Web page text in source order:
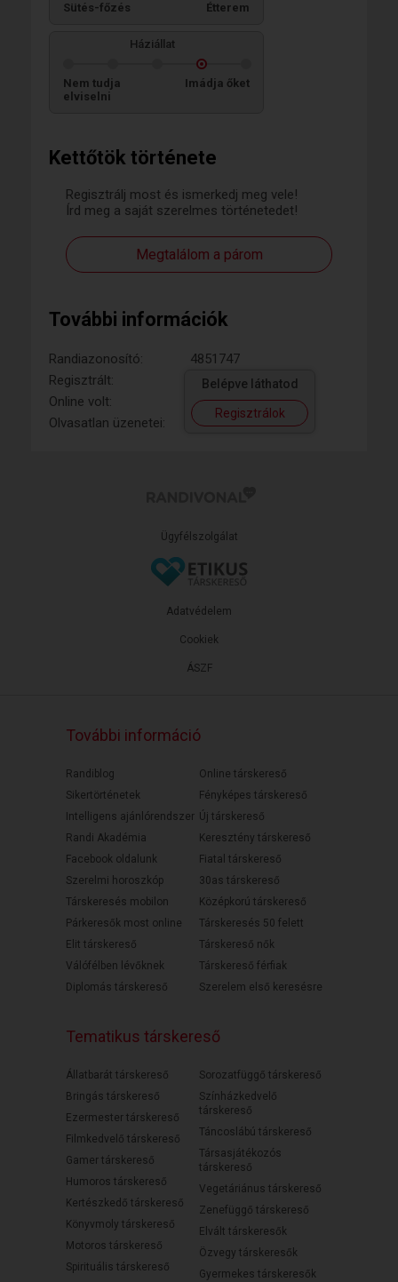
Kettőtök története
Regisztrálj most és ismerkedj meg vele!
Írd meg a saját szerelmes történetedet!
Megtalálom a párom
További információk
Randiazonosító:
4851747
Regisztrált:
Online volt:
Olvasatlan üzenetei:
Belépve láthatod
Regisztrálok
Sütés-főzés Étterem
Háziállat
Nem tudja
elviselni
Imádja őket
Ügyfélszolgálat
ÁSZF
Adatvédelem
Cookiek
További információ
Randiblog
Sikertörténetek
Intelligens ajánlórendszer
Randi Akadémia
Facebook oldalunk
Szerelmi horoszkóp
Társkeresés mobilon
Párkeresők most online
Elit társkereső
Válófélben lévőknek
Diplomás társkereső
Online társkereső
Fényképes társkereső
Új társkereső
Keresztény társkereső
Fiatal társkereső
30as társkereső
Középkorú társkereső
Társkeresés 50 felett
Társkereső nők
Társkereső férfiak
Szerelem első keresésre
Tematikus társkereső
Állatbarát társkereső
Bringás társkereső
Ezermester társkereső
Filmkedvelő társkereső
Gamer társkereső
Humoros társkereső
Kertészkedő társkereső
Könyvmoly társkereső
Motoros társkereső
Spirituális társkereső
Sorozatfüggő társkereső
Színházkedvelő
társkereső
Táncoslábú társkereső
Társasjátékozós
társkereső
Vegetáriánus társkereső
Zenefüggő társkereső
Elvált társkeresők
Özvegy társkeresők
Gyermekes társkeresők